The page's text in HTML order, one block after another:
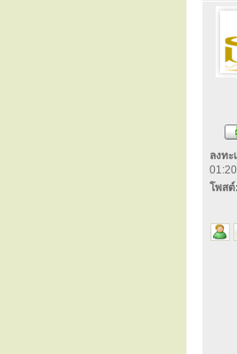
ลงทะ
01:20
โพสต์: